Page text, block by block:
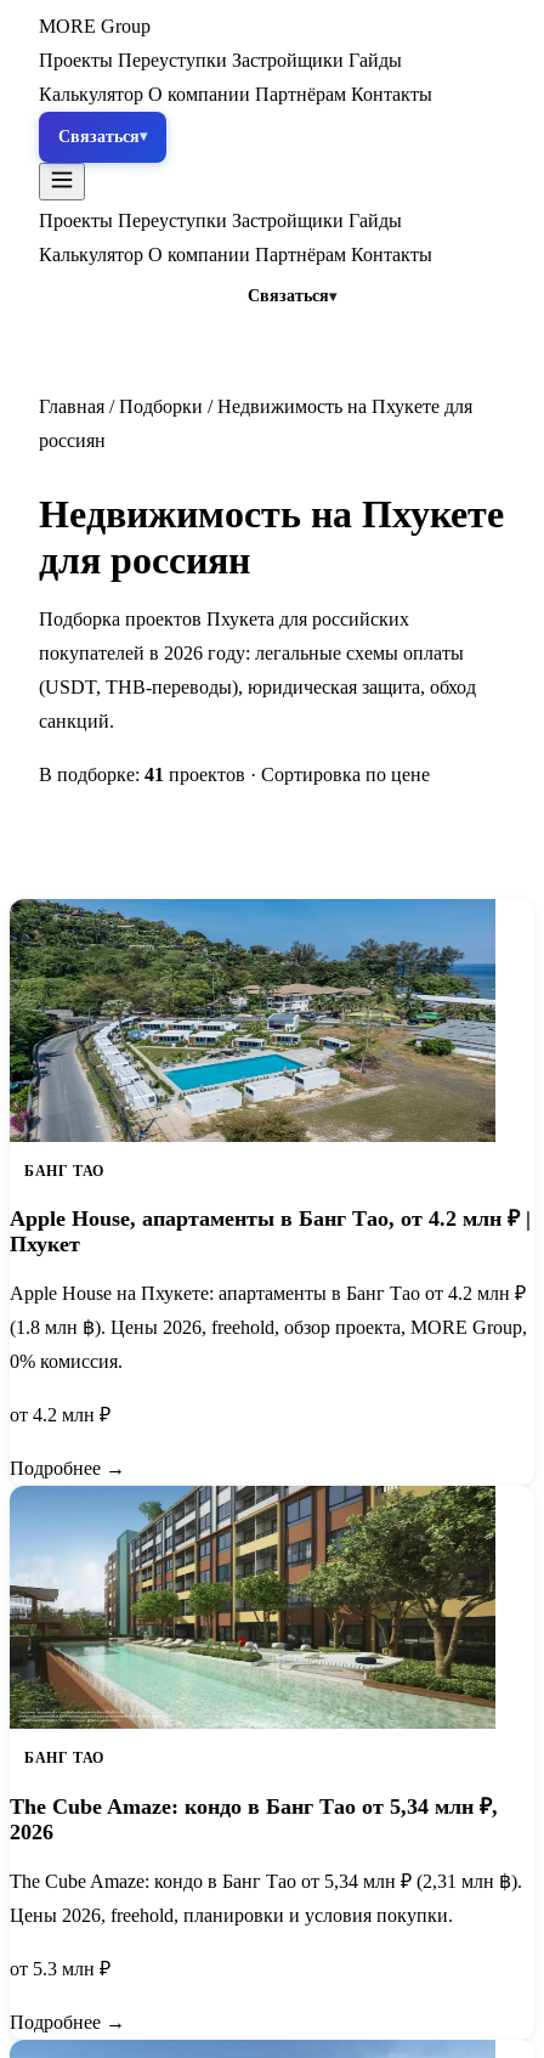
MORE Group
Проекты Переуступки Застройщики Гайды
Калькулятор О компании Партнёрам Контакты
Связаться
Проекты Переуступки Застройщики Гайды
Калькулятор О компании Партнёрам Контакты
Связаться
Главная / Подборки / Недвижимость на Пхукете для
россиян
Недвижимость на Пхукете
для россиян
Подборка проектов Пхукета для российских
покупателей в 2026 году: легальные схемы оплаты
(USDT, THB-переводы), юридическая защита, обход
санкций.
В подборке: 41 проектов · Сортировка по цене
БАНГ ТАО
Apple House, апартаменты в Банг Тао, от 4.2 млн ₽ |
Пхукет
Apple House на Пхукете: апартаменты в Банг Тао от 4.2 млн ₽
(1.8 млн ฿). Цены 2026, freehold, обзор проекта, MORE Group,
0% комиссия.
от 4.2 млн ₽
Подробнее →
БАНГ ТАО
The Cube Amaze: кондо в Банг Тао от 5,34 млн ₽,
2026
The Cube Amaze: кондо в Банг Тао от 5,34 млн ₽ (2,31 млн ฿).
Цены 2026, freehold, планировки и условия покупки.
от 5.3 млн ₽
Подробнее →